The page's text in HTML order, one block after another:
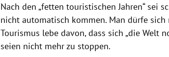
Nach den „fetten touristischen Jahren“ sei
nicht automatisch kommen. Man dürfe
Tourismus lebe davon, dass sich „die Welt
seien nicht mehr zu stoppen.